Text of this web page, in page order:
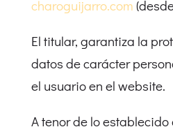
charoguijarro.com
El titular, garantiza la
datos de carácter
el usuario en el website.
A tenor de lo